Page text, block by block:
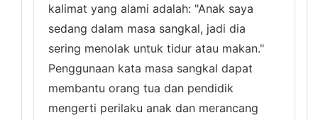
kalimat yang alami adalah: "Anak saya
sedang dalam masa sangkal, jadi dia
sering menolak untuk tidur atau makan."
Penggunaan kata masa sangkal dapat
membantu orang tua dan pendidik
mengerti perilaku anak dan merancang